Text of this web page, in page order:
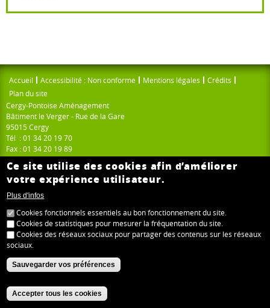
Accueil Accessibilité : Non conforme Mentions légales
Crédits
Plan du site
Cergy-Pontoise Aménagement
Bâtiment le Verger - Rue de la Gare
95015 Cergy
Tél : 01 34 20 19 70
Fax : 01 34 20 19 89
cpa@cergypontoise-amenagement.fr(link sends e-mail)
> Plan d'accès
Ce site utilise des cookies afin d’améliorer
votre expérience utilisateur.
Plus d'infos
Cookies fonctionnels essentiels au bon fonctionnement du site.
Cookies de statistiques pour mesurer la fréquentation du site.
Cookies des réseaux sociaux pour partager des contenus sur les réseaux
sociaux.
Sauvegarder vos préférences
Accepter tous les cookies